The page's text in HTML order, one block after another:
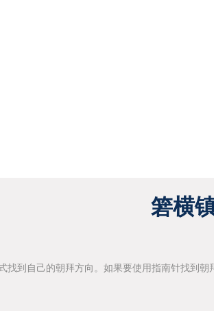
箬横
找到自己的朝拜方向。如果要使用指南针找到